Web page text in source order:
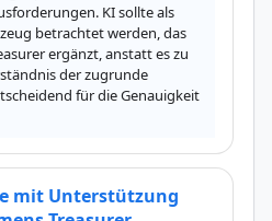
KI sollte als
betrachtet werden, das
ergänzt, anstatt es zu
der zugrunde
für die Genauigkeit
mit Unterstützung